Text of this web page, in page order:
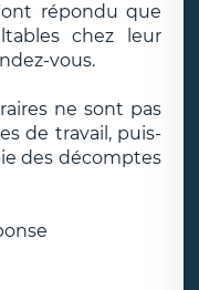
répondu que
chez leur
vous.
ne sont pas
de travail, puis-
des décomptes